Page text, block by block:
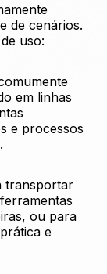
de cenários.
uso:
em linhas
e processos
transportar
ou para
e